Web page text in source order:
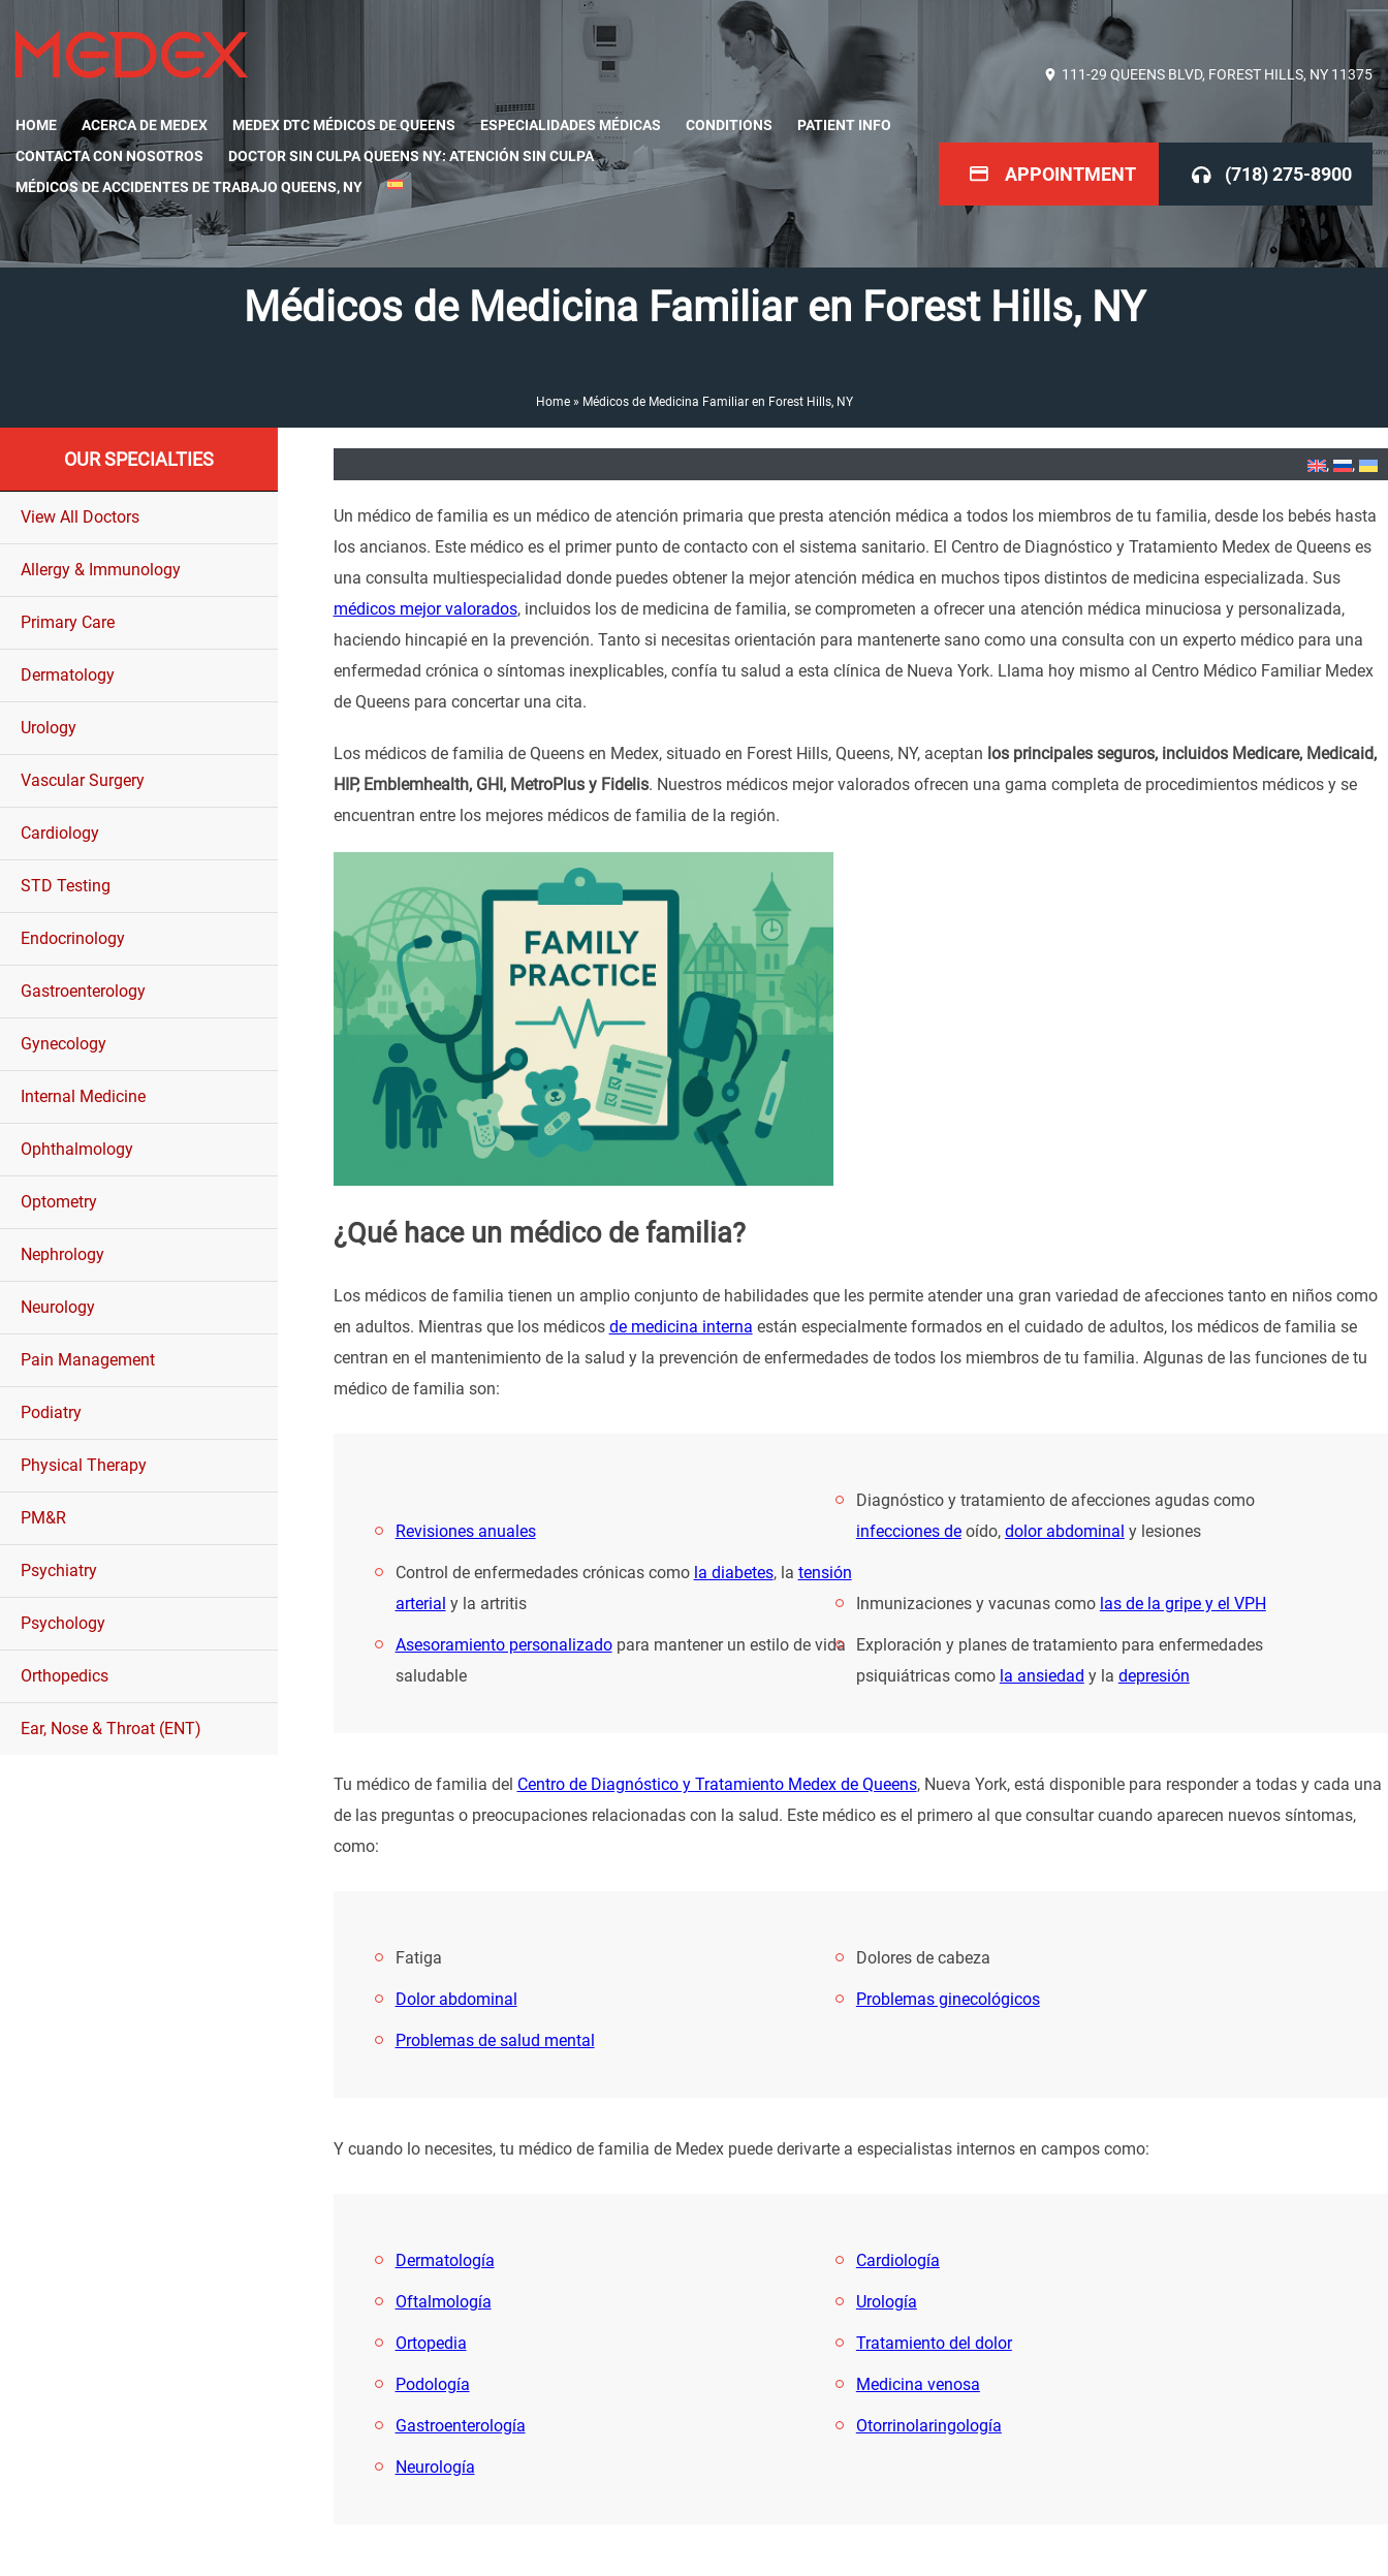
111-29 QUEENS BLVD, FOREST HILLS, NY 11375
HOME ACERCA DE MEDEX MEDEX DTC MÉDICOS DE QUEENS ESPECIALIDADES MÉDICAS CONDITIONS
PATIENT INFO
CONTACTA CON NOSOTROS
DOCTOR SIN CULPA QUEENS NY: ATENCIÓN SIN CULPA
MÉDICOS DE ACCIDENTES DE TRABAJO QUEENS, NY
APPOINTMENT (718) 275-8900
Médicos de Medicina Familiar en Forest Hills, NY
Home» Médicos de Medicina Familiar en Forest Hills, NY
OUR SPECIALTIES
View All Doctors
Allergy & Immunology
Primary Care
Dermatology
Urology
Vascular Surgery
Cardiology
STD Testing
Endocrinology
Gastroenterology
Gynecology
Internal Medicine
Ophthalmology
Optometry
Nephrology
Neurology
Pain Management
Podiatry
Physical Therapy
PM&R
Psychiatry
Psychology
Orthopedics
Ear, Nose & Throat (ENT)
Un médico de familia es un médico de atención primaria que presta atención médica a todos los miembros de tu familia, desde los bebés hasta
los ancianos. Este médico es el primer punto de contacto con el sistema sanitario. El Centro de Diagnóstico y Tratamiento Medex de Queens es
una consulta multiespecialidad donde puedes obtener la mejor atención médica en muchos tipos distintos de medicina especializada. Sus
médicos mejor valorados, incluidos los de medicina de familia, se comprometen a ofrecer una atención médica minuciosa y personalizada,
haciendo hincapié en la prevención. Tanto si necesitas orientación para mantenerte sano como una consulta con un experto médico para una
enfermedad crónica o síntomas inexplicables, confía tu salud a esta clínica de Nueva York. Llama hoy mismo al Centro Médico Familiar Medex
de Queens para concertar una cita.
Los médicos de familia de Queens en Medex, situado en Forest Hills, Queens, NY, aceptan los principales seguros, incluidos Medicare, Medicaid,
HIP, Emblemhealth, GHI, MetroPlus y Fidelis. Nuestros médicos mejor valorados ofrecen una gama completa de procedimientos médicos y se
encuentran entre los mejores médicos de familia de la región.
¿Qué hace un médico de familia?
Los médicos de familia tienen un amplio conjunto de habilidades que les permite atender una gran variedad de afecciones tanto en niños como
en adultos. Mientras que los médicos de medicina interna están especialmente formados en el cuidado de adultos, los médicos de familia se
centran en el mantenimiento de la salud y la prevención de enfermedades de todos los miembros de tu familia. Algunas de las funciones de tu
médico de familia son:
Revisiones anuales
Diagnóstico y tratamiento de afecciones agudas como
infecciones deoído, dolor abdominal y lesiones
Control de enfermedades crónicas como la diabetes, la tensión
arterial y la artritis Inmunizaciones y vacunas como las de la gripe y el VPH
Asesoramiento personalizadopara mantener un estilo de vida
saludable
Exploración y planes de tratamiento para enfermedades
psiquiátricas como la ansiedad y la depresión
Tu médico de familia del Centro de Diagnóstico y Tratamiento Medex de Queens, Nueva York, está disponible para responder a todas y cada una
de las preguntas o preocupaciones relacionadas con la salud. Este médico es el primero al que consultar cuando aparecen nuevos síntomas,
como:
Fatiga Dolores de cabeza
Dolor abdominal Problemas ginecológicos
Problemas de salud mental
Y cuando lo necesites, tu médico de familia de Medex puede derivarte a especialistas internos en campos como:
Dermatología Cardiología
Oftalmología Urología
Ortopedia Tratamiento del dolor
Podología Medicina venosa
Gastroenterología Otorrinolaringología
Neurología